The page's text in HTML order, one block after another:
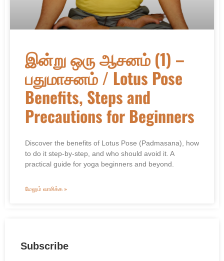
இன்று ஒரு ஆசனம் (1) –
பதுமாசனம் / Lotus Pose
Benefits, Steps and
Precautions for Beginners
Discover the benefits of Lotus Pose (Padmasana), how
to do it step-by-step, and who should avoid it. A
practical guide for yoga beginners and beyond.
மேலும் வாசிக்க »
Subscribe